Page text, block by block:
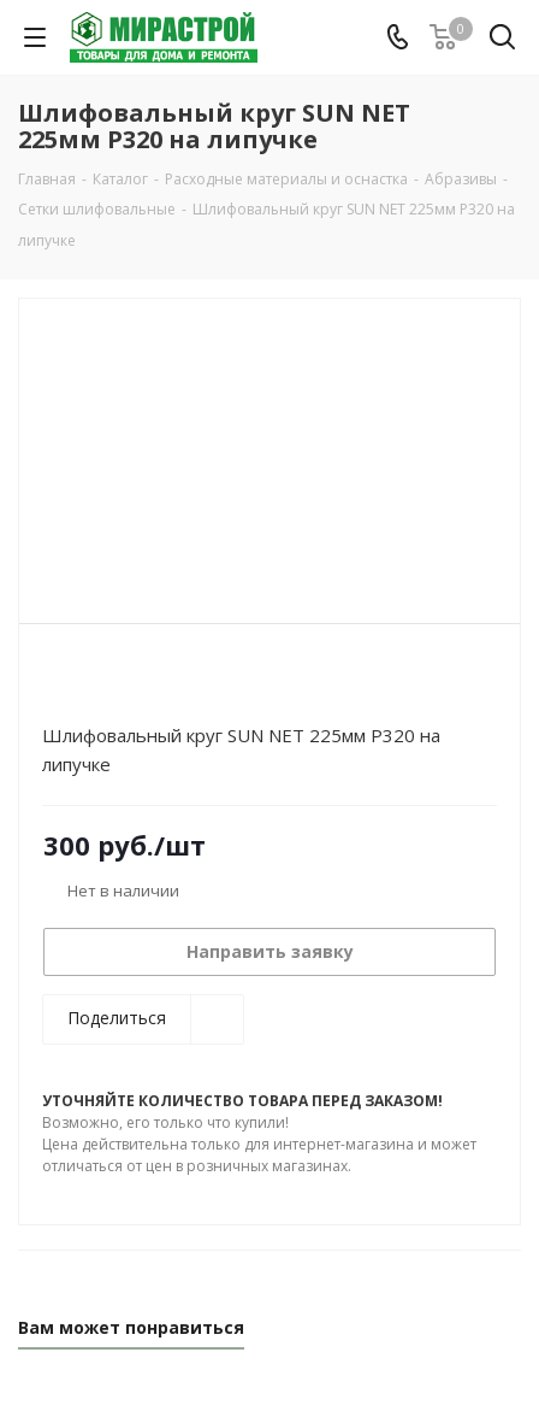
0
Шлифовальный круг SUN NET
225мм Р320 на липучке
Главная - Каталог - Расходные материалы и оснастка - Абразивы -
Сетки шлифовальные - Шлифовальный круг SUN NET 225мм Р320 на
липучке
Шлифовальный круг SUN NET 225мм Р320 на
липучке
300 руб./шт
Нет в наличии
Направить заявку
Поделиться
УТОЧНЯЙТЕ КОЛИЧЕСТВО ТОВАРА ПЕРЕД ЗАКАЗОМ!
Возможно, его только что купили!
Цена действительна только для интернет-магазина и может
отличаться от цен в розничных магазинах.
Вам может понравиться